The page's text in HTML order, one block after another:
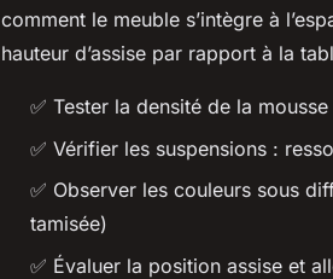
comment le meuble s’intègre à
hauteur d’assise par rapport à la
✅ Tester la densité de la
✅ Vérifier les suspensions :
✅ Observer les couleurs sous
tamisée)
✅ Évaluer la position assise et